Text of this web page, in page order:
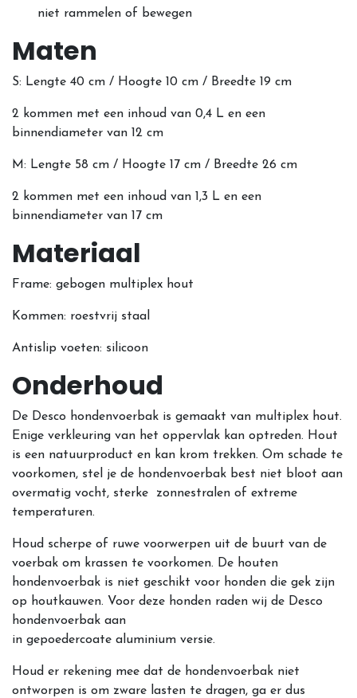
niet rammelen of bewegen
Maten
S: Lengte 40 cm / Hoogte 10 cm / Breedte 19 cm
2 kommen met een inhoud van 0,4 L en een
binnendiameter van 12 cm
M: Lengte 58 cm / Hoogte 17 cm / Breedte 26 cm
2 kommen met een inhoud van 1,3 L en een
binnendiameter van 17 cm
Materiaal
Frame: gebogen multiplex hout
Kommen: roestvrij staal
Antislip voeten: silicoon
Onderhoud
De Desco hondenvoerbak is gemaakt van multiplex hout.
Enige verkleuring van het oppervlak kan optreden. Hout
is een natuurproduct en kan krom trekken. Om schade te
voorkomen, stel je de hondenvoerbak best niet bloot aan
overmatig vocht, sterke zonnestralen of extreme
temperaturen.
Houd scherpe of ruwe voorwerpen uit de buurt van de
voerbak om krassen te voorkomen. De houten
hondenvoerbak is niet geschikt voor honden die gek zijn
op houtkauwen. Voor deze honden raden wij de Desco
hondenvoerbak aan
in gepoedercoate aluminium versie.
Houd er rekening mee dat de hondenvoerbak niet
ontworpen is om zware lasten te dragen, ga er dus